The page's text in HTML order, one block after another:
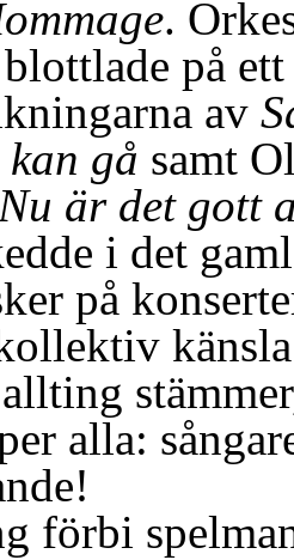
.
på
av
gå samt
är det gott
i det
på
alla:
förbi